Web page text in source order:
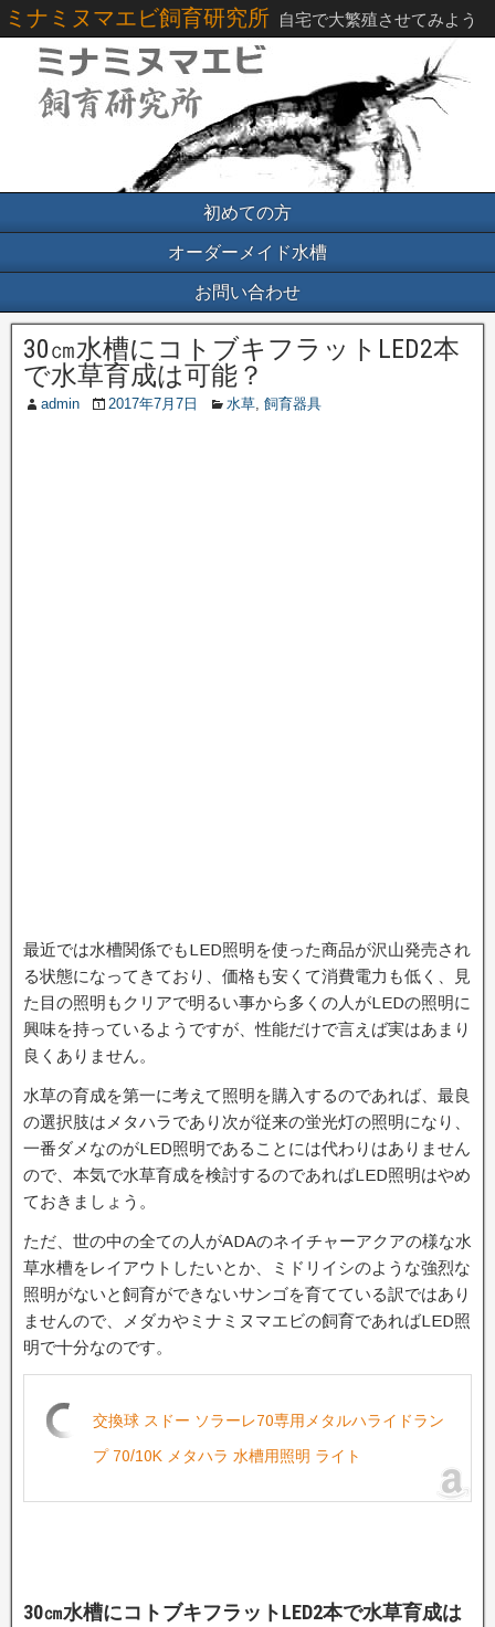
ミナミヌマエビ飼育研究所 自宅で大繁殖させてみよう
初めての方
オーダーメイド水槽
お問い合わせ
30㎝水槽にコトブキフラットLED2本
で水草育成は可能？
admin 2017年7月7日 水草, 飼育器具
最近では水槽関係でもLED照明を使った商品が沢山発売され
る状態になってきており、価格も安くて消費電力も低く、見
た目の照明もクリアで明るい事から多くの人がLEDの照明に
興味を持っているようですが、性能だけで言えば実はあまり
良くありません。
水草の育成を第一に考えて照明を購入するのであれば、最良
の選択肢はメタハラであり次が従来の蛍光灯の照明になり、
一番ダメなのがLED照明であることには代わりはありません
ので、本気で水草育成を検討するのであればLED照明はやめ
ておきましょう。
ただ、世の中の全ての人がADAのネイチャーアクアの様な水
草水槽をレイアウトしたいとか、ミドリイシのような強烈な
照明がないと飼育ができないサンゴを育てている訳ではあり
ませんので、メダカやミナミヌマエビの飼育であればLED照
明で十分なのです。
交換球 スドー ソラーレ70専用メタルハライドラン
プ 70/10K メタハラ 水槽用照明 ライト
30㎝水槽にコトブキフラットLED2本で水草育成は